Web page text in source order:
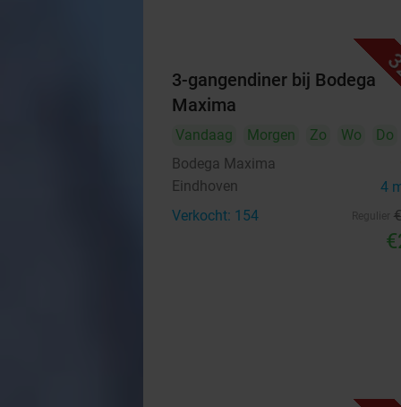
3-gangendiner bij Bodega
Maxima
Vandaag Morgen Zo Wo
Do
Bodega Maxima
Eindhoven 4
Verkocht: 154